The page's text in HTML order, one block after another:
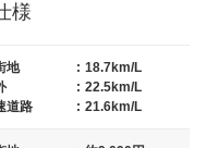
いうサイズが標準値
様
地 : 18.7km/L
: 22.5km/L
道路
: 21.6km/L